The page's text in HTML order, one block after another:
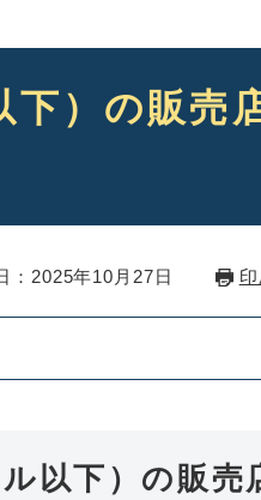
下）の販売
：2025年10月27日
以下）の販売